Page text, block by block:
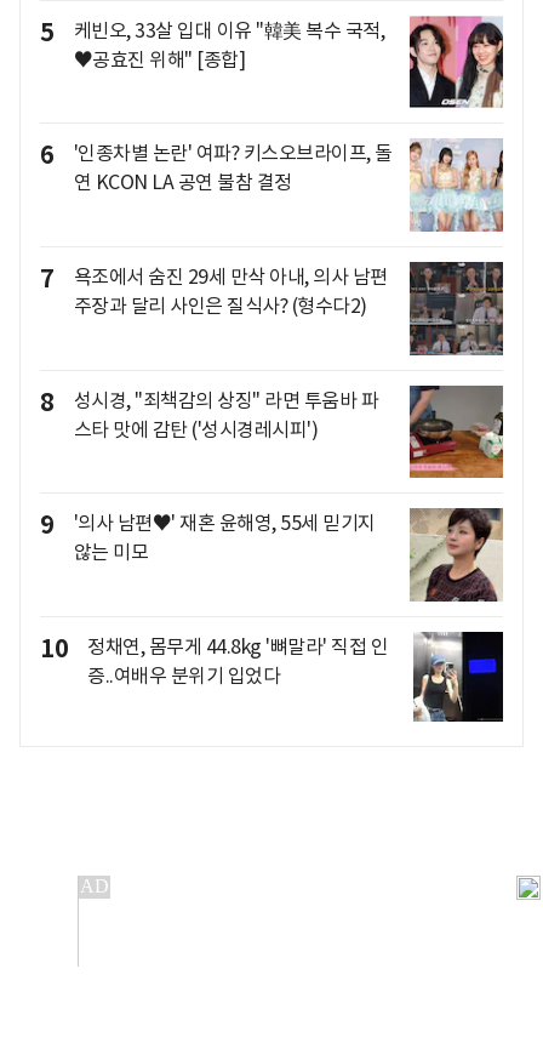
5
케빈오, 33살 입대 이유 "韓美 복수 국적,
♥공효진 위해" [종합]
6
'인종차별 논란' 여파? 키스오브라이프, 돌
연 KCON LA 공연 불참 결정
7
욕조에서 숨진 29세 만삭 아내, 의사 남편
주장과 달리 사인은 질식사? (형수다2)
8
성시경, "죄책감의 상징" 라면 투움바 파
스타 맛에 감탄 ('성시경레시피')
9
'의사 남편♥' 재혼 윤해영, 55세 믿기지
않는 미모
10
정채연, 몸무게 44.8kg '뼈말라' 직접 인
증..여배우 분위기 입었다